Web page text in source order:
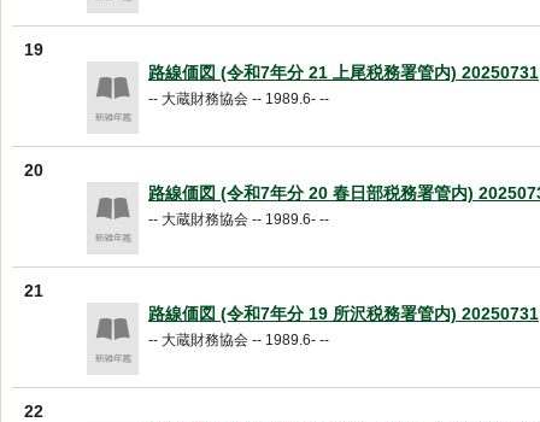
19
路線価図 (令和7年分 21 上尾税務署管内) 20250731
-- 大蔵財務協会 -- 1989.6- --
20
路線価図 (令和7年分 20 春日部税務署管内)
-- 大蔵財務協会 -- 1989.6- --
21
路線価図 (令和7年分 19 所沢税務署管内) 20250731
-- 大蔵財務協会 -- 1989.6- --
22